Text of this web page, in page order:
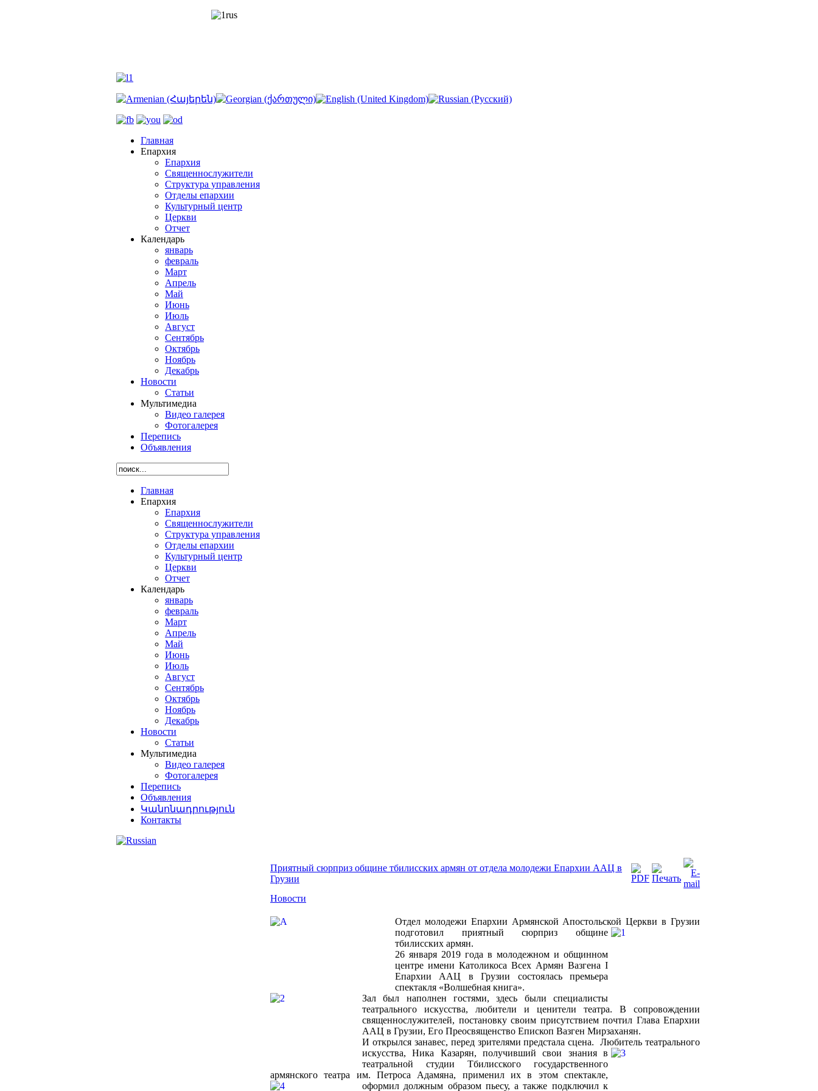
Главная
Епархия
Епархия
Священнослужители
Структура управления
Отделы епархии
Культурный центр
Церкви
Отчет
Календарь
январь
февраль
Март
Апрель
Май
Июнь
Июль
Август
Сентябрь
Октябрь
Ноябрь
Декабрь
Новости
Статьи
Мультимедиа
Видео галерея
Фотогалерея
Перепись
Объявления
Главная
Епархия
Епархия
Священнослужители
Структура управления
Отделы епархии
Культурный центр
Церкви
Отчет
Календарь
январь
февраль
Март
Апрель
Май
Июнь
Июль
Август
Сентябрь
Октябрь
Ноябрь
Декабрь
Новости
Статьи
Мультимедиа
Видео галерея
Фотогалерея
Перепись
Объявления
Կանոնադրություն
Контакты
Приятный сюрприз общине тбилисских армян от отдела молодежи Епархии ААЦ в
Грузии
Новости
Отдел молодежи Епархии Армянской Апостольской Церкви в Грузии
подготовил приятныйсюрприз общине
тбилисских армян.
26 января 2019 года в молодежном и общинном
центре имени Католикоса Всех Армян Вазгена I
Епархии ААЦ в Грузии состоялась премьера
спектакля «Волшебная книга».
Зал был наполнен гостями, здесь были специалисты
театрального искусства, любители и ценители театра. В сопровождении
священнослужителей, постановку своим присутствием почтил Глава Епархии
ААЦ в Грузии, Его Преосвященство Епископ Вазген Мирзаханян.
И открылся занавес, перед зрителями предстала сцена. Любитель театрального
искусства, Ника Казарян, получивший свои знания в
театральной студии Тбилисского государственного
армянского театра им. Петроса Адамяна, применил их в этом спектакле,
оформил должным образом пьесу, а также подключил к